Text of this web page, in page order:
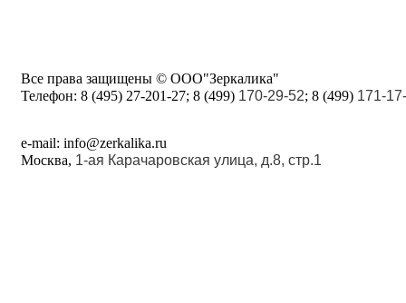
Все права защищены © ООО"Зеркалика"
Телефон: 8 (495) 27-201-27; 8 (499) 170-29-52; 8 (499) 171-
e-mail: info@zerkalika.ru
Москва, 1-ая Карачаровская улица, д.8, стр.1